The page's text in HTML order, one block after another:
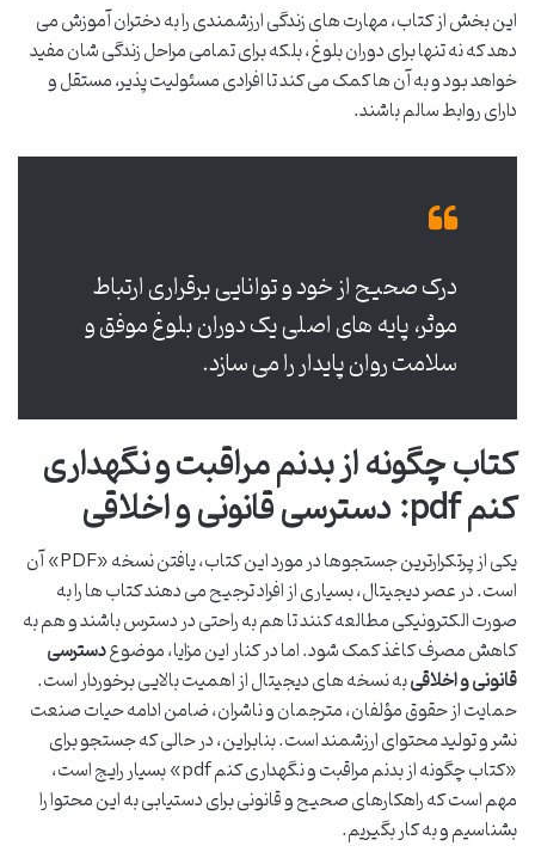
این بخش از کتاب، مهارت های زندگی ارزشمندی را به دختران آموزش می
دهد که نه تنها برای دوران بلوغ، بلکه برای تمامی مراحل زندگی شان مفید
خواهد بود و به آن ها کمک می کند تا افرادی مسئولیت پذیر، مستقل و
دارای روابط سالم باشند.
درک صحیح از خود و توانایی برقراری ارتباط
موثر، پایه های اصلی یک دوران بلوغ موفق و
سلامت روان پایدار را می سازد.
کتاب چگونه از بدنم مراقبت و نگهداری
کنم pdf: دسترسی قانونی و اخلاقی
یکی از پرتکرارترین جستجوها در مورد این کتاب، یافتن نسخه «PDF» آن
است. در عصر دیجیتال، بسیاری از افراد ترجیح می دهند کتاب ها را به
صورت الکترونیکی مطالعه کنند تا هم به راحتی در دسترس باشند و هم به
کاهش مصرف کاغذ کمک شود. اما در کنار این مزایا، موضوعدسترسی
قانونی و اخلاقیبه نسخه های دیجیتال از اهمیت بالایی برخوردار است.
حمایت از حقوق مؤلفان، مترجمان و ناشران، ضامن ادامه حیات صنعت
نشر و تولید محتوای ارزشمند است. بنابراین، در حالی که جستجو برای
«کتاب چگونه از بدنم مراقبت و نگهداری کنم pdf» بسیار رایج است،
مهم است که راهکارهای صحیح و قانونی برای دستیابی به این محتوا را
بشناسیم و به کار بگیریم.